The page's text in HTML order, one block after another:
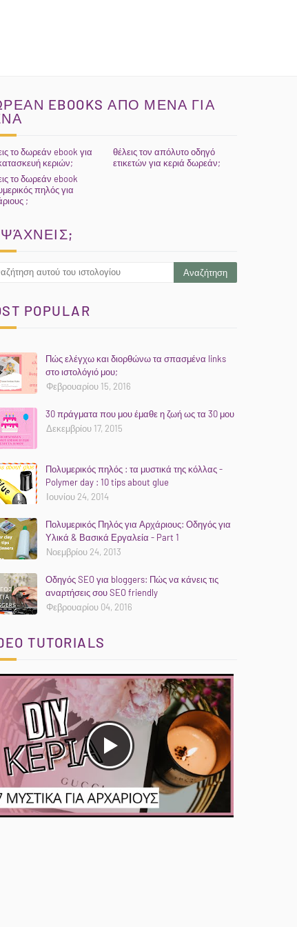
EBOOKS ΑΠΟ ΜΕΝΑ ΓΙΑ
το δωρεάν ebook για
κεριών;
θέλεις τον απόλυτο οδηγό
ετικετών για κεριά δωρεάν;
το δωρεάν ebook
πηλός για
;
ΨΆΧΝΕΙΣ;
POPULAR
Πώς ελέγχω και διορθώνω τα σπασμένα links
στο ιστολόγιό μου;
Φεβρουαρίου 15, 2016
30 πράγματα που μου έμαθε η ζωή ως τα 30 μου
Δεκεμβρίου 17, 2015
Πολυμερικός πηλός : τα μυστικά της κόλλας -
Polymer day : 10 tips about glue
Ιουνίου 24, 2014
Πολυμερικός Πηλός για Αρχάριους: Οδηγός για
Υλικά & Βασικά Εργαλεία - Part 1
Νοεμβρίου 24, 2013
Οδηγός SEO για bloggers: Πώς να κάνεις τις
αναρτήσεις σου SEO friendly
Φεβρουαρίου 04, 2016
TUTORIALS